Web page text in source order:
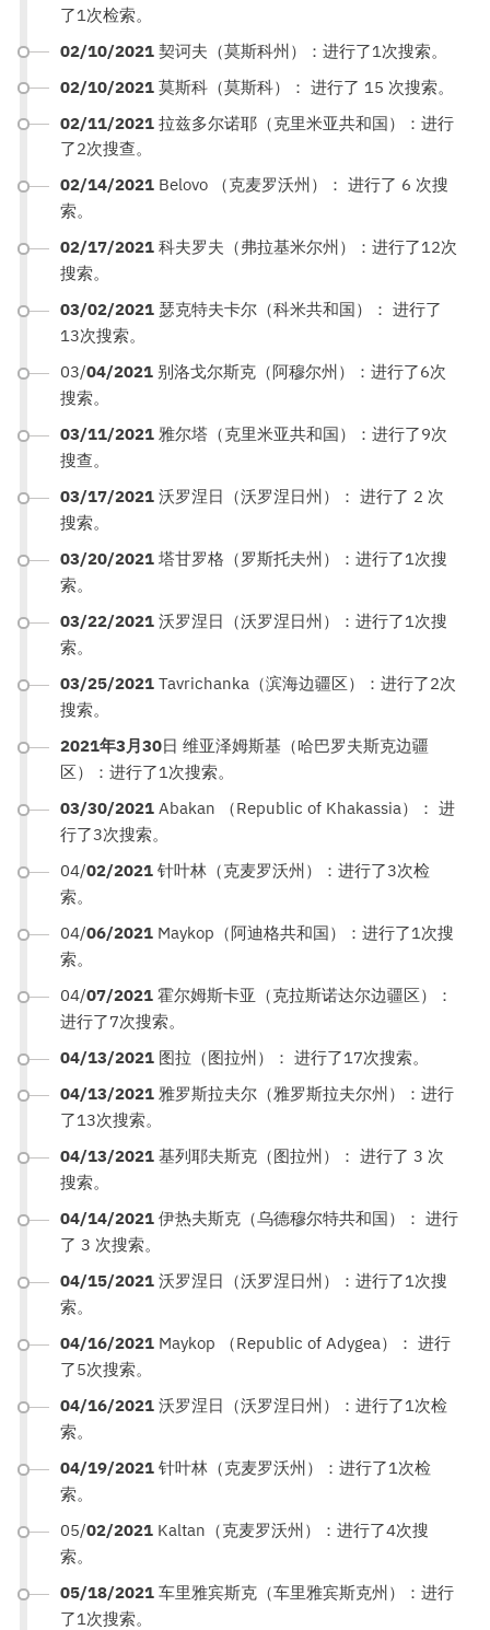
了1次检索。
02/10/2021 契诃夫（莫斯科州）：进行了1次搜索。
02/10/2021 莫斯科（莫斯科）： 进行了 15 次搜索。
02/11/2021 拉兹多尔诺耶（克里米亚共和国）：进行
了2次搜查。
02/14/2021 Belovo （克麦罗沃州）： 进行了 6 次搜
索。
02/17/2021 科夫罗夫（弗拉基米尔州）：进行了12次
搜索。
03/02/2021 瑟克特夫卡尔（科米共和国）： 进行了
13次搜索。
03/04/2021 别洛戈尔斯克（阿穆尔州）：进行了6次
搜索。
03/11/2021 雅尔塔（克里米亚共和国）：进行了9次
搜查。
03/17/2021 沃罗涅日（沃罗涅日州）： 进行了 2 次
搜索。
03/20/2021 塔甘罗格（罗斯托夫州）：进行了1次搜
索。
03/22/2021 沃罗涅日（沃罗涅日州）：进行了1次搜
索。
03/25/2021 Tavrichanka（滨海边疆区）：进行了2次
搜索。
2021年3月30日 维亚泽姆斯基（哈巴罗夫斯克边疆
区）：进行了1次搜索。
03/30/2021 Abakan （Republic of Khakassia）： 进
行了3次搜索。
04/02/2021 针叶林（克麦罗沃州）：进行了3次检
索。
04/06/2021 Maykop（阿迪格共和国）：进行了1次搜
索。
04/07/2021 霍尔姆斯卡亚（克拉斯诺达尔边疆区）：
进行了7次搜索。
04/13/2021 图拉（图拉州）： 进行了17次搜索。
04/13/2021 雅罗斯拉夫尔（雅罗斯拉夫尔州）：进行
了13次搜索。
04/13/2021 基列耶夫斯克（图拉州）： 进行了 3 次
搜索。
04/14/2021 伊热夫斯克（乌德穆尔特共和国）： 进行
了 3 次搜索。
04/15/2021 沃罗涅日（沃罗涅日州）：进行了1次搜
索。
04/16/2021 Maykop （Republic of Adygea）： 进行
了5次搜索。
04/16/2021 沃罗涅日（沃罗涅日州）：进行了1次检
索。
04/19/2021 针叶林（克麦罗沃州）：进行了1次检
索。
05/02/2021 Kaltan（克麦罗沃州）：进行了4次搜
索。
05/18/2021 车里雅宾斯克（车里雅宾斯克州）：进行
了1次搜索。